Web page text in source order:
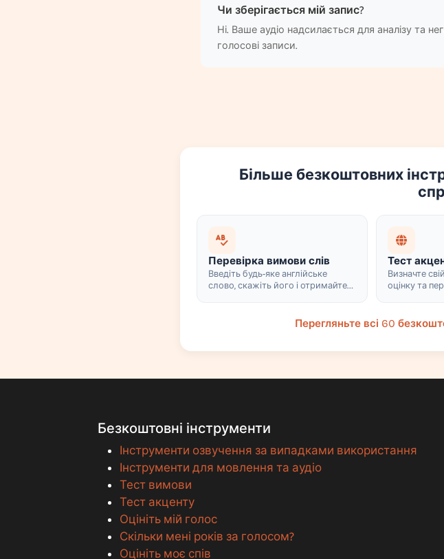
Чи зберігається мій запис?
Ні. Ваше аудіо надсилається для аналізу та
голосові записи.
Більше безкоштовних
Перевірка вимови слів
Введіть будь-яке англійське
слово, скажіть його і отримайте
Тест
Визначте
оцінку та
Перегляньте всі 60
Безкоштовні інструменти
Інструменти озвучення за випадками використання
Інструменти для мовлення та аудіо
Тест вимови
Тест акценту
Оцініть мій голос
Скільки мені років за голосом?
Оцініть моє спів